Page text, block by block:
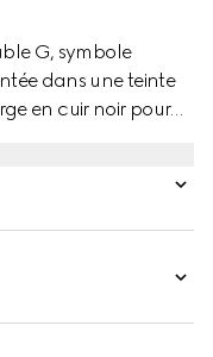
G, symbole
dans une teinte
en cuir noir pour